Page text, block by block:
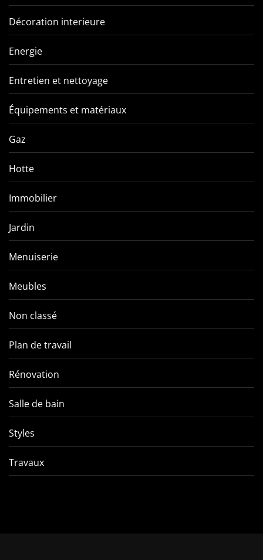
Décoration interieure
Energie
Entretien et nettoyage
Équipements et matériaux
Gaz
Hotte
Immobilier
Jardin
Menuiserie
Meubles
Non classé
Plan de travail
Rénovation
Salle de bain
Styles
Travaux